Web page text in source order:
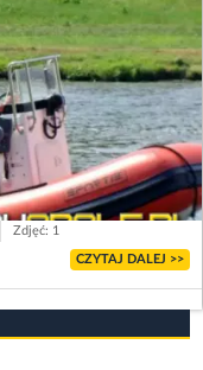
Zdjęć: 1
CZYTAJ DALEJ >>